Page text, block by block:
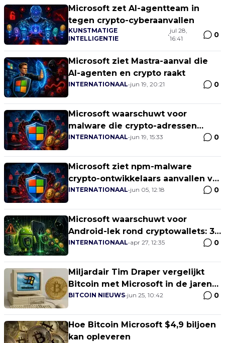
Microsoft zet AI-agentteam in
tegen crypto-cyberaanvallen
KUNSTMATIGE
INTELLIGENTIE
•
jul 28,
16:41
0
Microsoft ziet Mastra-aanval die
AI-agenten en crypto raakt
INTERNATIONAAL•jun 19, 20:21 0
Microsoft waarschuwt voor
malware die crypto-adressen
vervangt
INTERNATIONAAL•jun 19, 15:33 0
Microsoft ziet npm-malware
crypto-ontwikkelaars aanvallen via
Hugging Face
INTERNATIONAAL•jun 05, 12:18 0
Microsoft waarschuwt voor
Android-lek rond cryptowallets: 30
miljoen installaties blootgesteld
INTERNATIONAAL•apr 27, 12:35 0
Miljardair Tim Draper vergelijkt
Bitcoin met Microsoft in de jaren
'80
BITCOIN NIEUWS•jun 25, 10:42 0
Hoe Bitcoin Microsoft $4,9 biljoen
kan opleveren